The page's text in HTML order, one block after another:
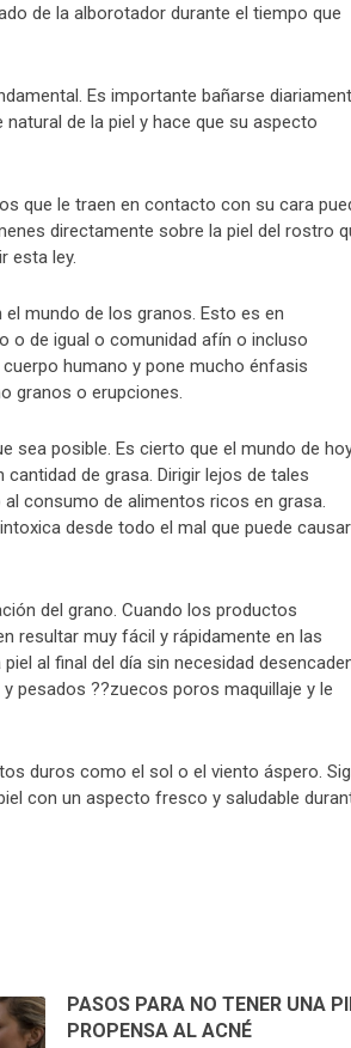
de la alborotador durante el tiempo que
Es importante bañarse
de la piel y hace que su aspecto
que le traen en contacto con su cara
directamente sobre la piel del rostro
esta ley.
mundo de los granos. Esto es en
o de igual o comunidad afín o incluso
humano y pone mucho énfasis
granos o erupciones.
sea posible. Es cierto que el mundo de
de grasa. Dirigir lejos de tales
consumo de alimentos ricos en grasa.
desde todo el mal que puede causar
del grano. Cuando los productos
resultar muy fácil y rápidamente en las
al final del día sin necesidad
pesados ??zuecos poros maquillaje y le
duros como el sol o el viento áspero.
con un aspecto fresco y saludable
PASOS PARA NO TENER UNA
PROPENSA AL ACNÉ